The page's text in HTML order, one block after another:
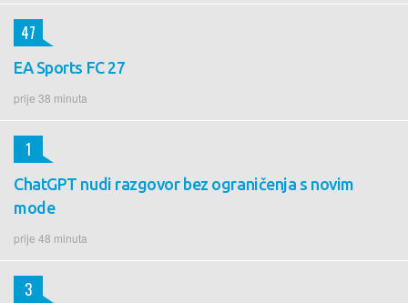
EA Sports FC 27
prije 38 minuta
47
ChatGPT nudi razgovor bez ograničenja s novim
mode
prije 48 minuta
1
3